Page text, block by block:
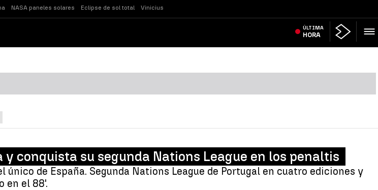
NASA paneles solares Eclipse de sol total Vinicius
ÚLTIMA
HORA
conquista su segunda Nations League en los penaltis
de España. Segunda Nations League de Portugal en cuatro ediciones y
en el 88'.